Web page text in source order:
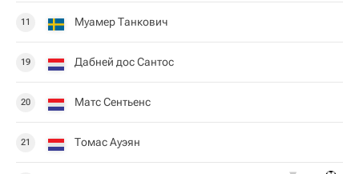
11 Муамер Танкович
19 Дабней дос Сантос
20 Матс Сентьенс
21 Томас Ауэян